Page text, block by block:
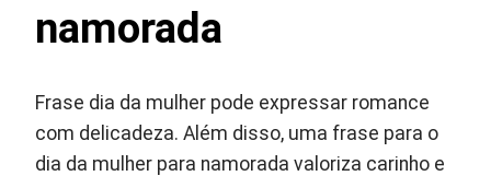
namorada
Frase dia da mulher pode expressar romance
com delicadeza. Além disso, uma frase para o
dia da mulher para namorada valoriza carinho e